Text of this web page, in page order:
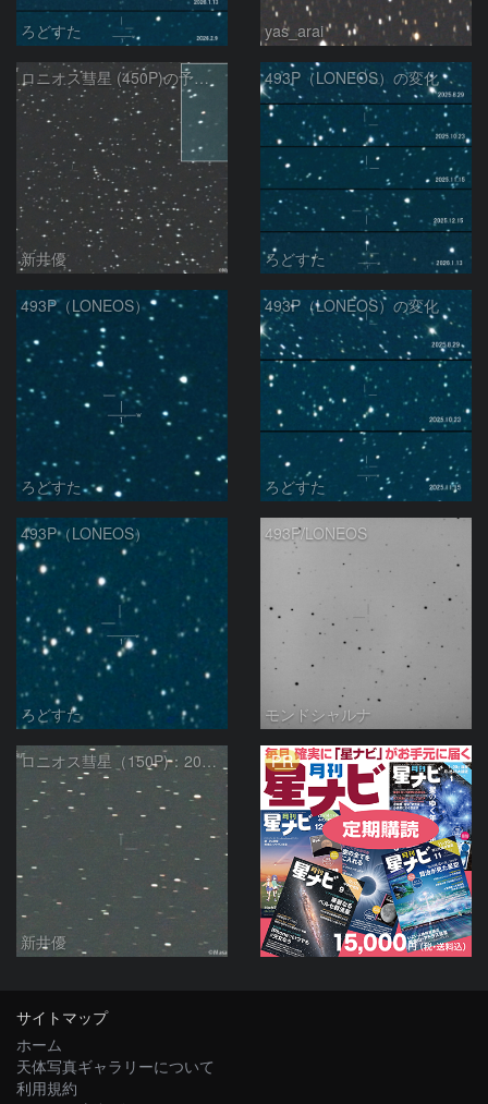
ろどすた yas_arai
ロニオス彗星 (450P)の予報位置：2026/01/23
新井優
493P（LONEOS）の変化
ろどすた
493P（LONEOS）
ろどすた
493P（LONEOS）の変化
ろどすた
493P（LONEOS）
ろどすた
493P/LONEOS
モンドシャルナ
ロニオス彗星（150P)：2024/05/10
新井優
PR
サイトマップ
ホーム
天体写真ギャラリーについて
利用規約